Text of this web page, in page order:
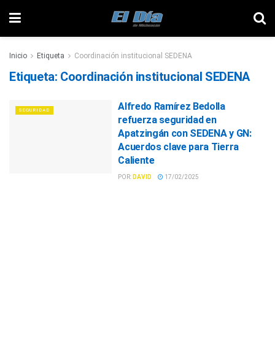
Inicio Etiqueta Coordinación institucional SEDENA
Etiqueta: Coordinación institucional SEDENA
SEGURIDAD
Alfredo Ramírez Bedolla
refuerza seguridad en
Apatzingán con SEDENA y GN:
Acuerdos clave para Tierra
Caliente
POR: DAVID 17/02/2025